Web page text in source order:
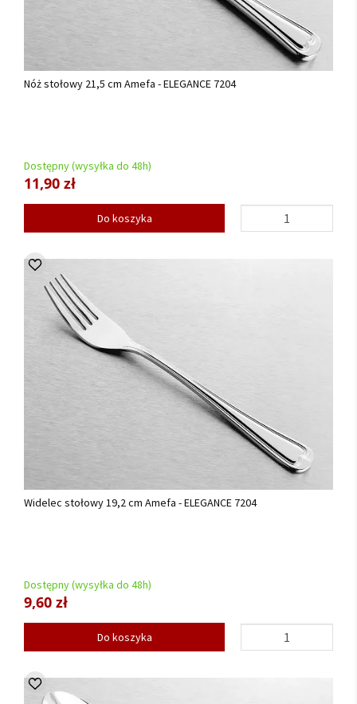
Nóż stołowy 21,5 cm Amefa - ELEGANCE 7204
Dostępny (wysyłka do 48h)
11,90 zł
Do koszyka
Widelec stołowy 19,2 cm Amefa - ELEGANCE 7204
Dostępny (wysyłka do 48h)
9,60 zł
Do koszyka